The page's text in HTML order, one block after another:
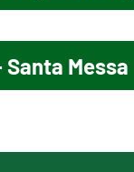
Messa